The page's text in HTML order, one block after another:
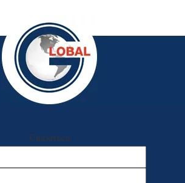
Связаться